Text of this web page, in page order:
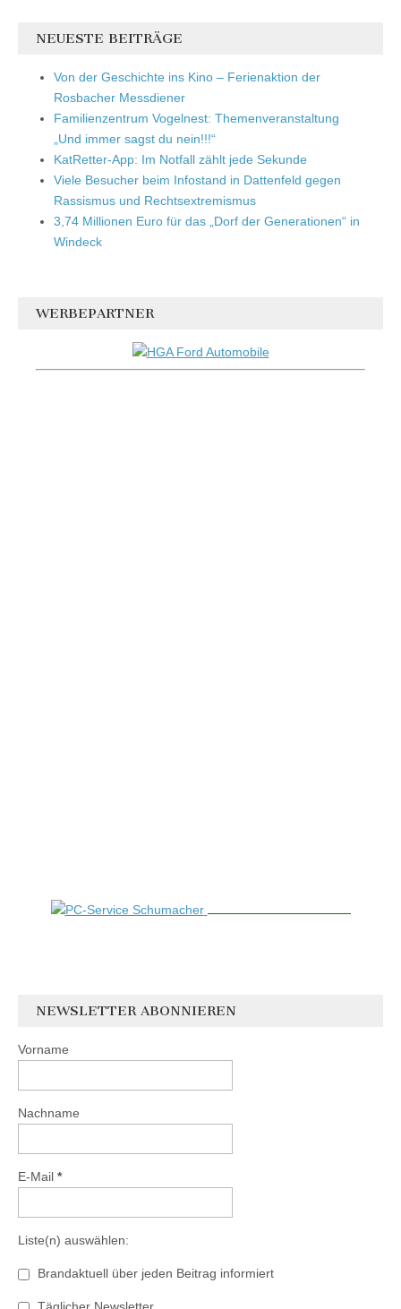
NEUESTE BEITRÄGE
Von der Geschichte ins Kino – Ferienaktion der
Rosbacher Messdiener
Familienzentrum Vogelnest: Themenveranstaltung
„Und immer sagst du nein!!!“
KatRetter-App: Im Notfall zählt jede Sekunde
Viele Besucher beim Infostand in Dattenfeld gegen
Rassismus und Rechtsextremismus
3,74 Millionen Euro für das „Dorf der Generationen“ in
Windeck
WERBEPARTNER
NEWSLETTER ABONNIEREN
Vorname
Nachname
E-Mail *
Liste(n) auswählen:
Brandaktuell über jeden Beitrag informiert